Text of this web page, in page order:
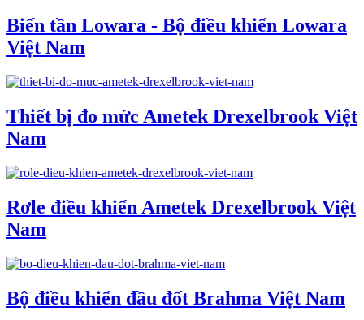
Biến tần Lowara - Bộ điều khiển Lowara
Việt Nam
Thiết bị đo mức Ametek Drexelbrook Việt
Nam
Rơle điều khiển Ametek Drexelbrook Việt
Nam
Bộ điều khiển đầu đốt Brahma Việt Nam